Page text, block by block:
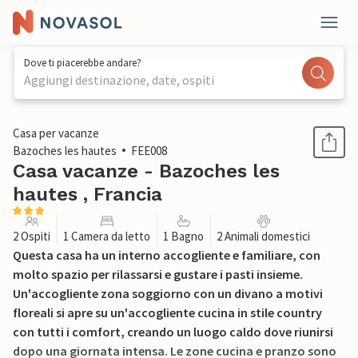
Dove ti piacerebbe andare?
Aggiungi destinazione, date, ospiti
1 / 14
Casa per vacanze
Bazoches les hautes
FEE008
Casa vacanze - Bazoches les
hautes , Francia
2 Ospiti 1 Camera da letto 1 Bagno 2 Animali domestici
Questa casa ha un interno accogliente e familiare, con
molto spazio per rilassarsi e gustare i pasti insieme.
Un'accogliente zona soggiorno con un divano a motivi
floreali si apre su un'accogliente cucina in stile country
con tutti i comfort, creando un luogo caldo dove riunirsi
dopo una giornata intensa. Le zone cucina e pranzo sono